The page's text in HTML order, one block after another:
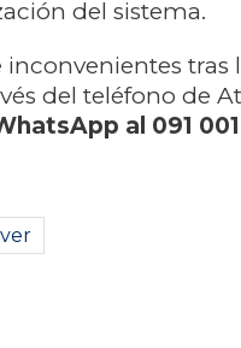
del sistema.
inconvenientes
del teléfono de
al 091 001